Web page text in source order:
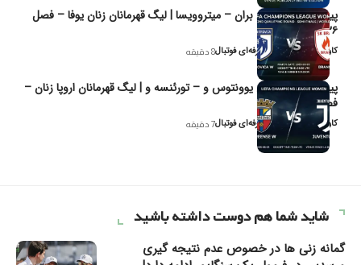
پیش‌بینی و تحلیل بران – میتروویسا | لیگ قهرمانان زنان یوفا – فصل
۲۰۲۶
کاوه نیک‌فر، تحلیل‌گر حرفه‌ای فوتبال8 دقیقه
پیش‌بینی و تحلیل یوونتوس و – تورئنسه و | لیگ قهرمانان اروپا زنان –
فصل ۲۰۲۶
کاوه نیک‌فر، تحلیل‌گر حرفه‌ای فوتبال7 دقیقه
شاید شما هم دوست داشته باشید
گمانه زنی ها در خصوص عدم نتیجه گیری